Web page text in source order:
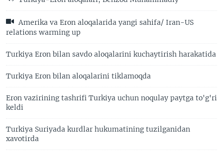
Amerika va Eron aloqalarida yangi sahifa/ Iran-US
relations warming up
Turkiya Eron bilan savdo aloqalarini kuchaytirish harakatida
Turkiya Eron bilan aloqalarini tiklamoqda
Eron vazirining tashrifi Turkiya uchun noqulay paytga to'g'ri
keldi
Turkiya Suriyada kurdlar hukumatining tuzilganidan
xavotirda